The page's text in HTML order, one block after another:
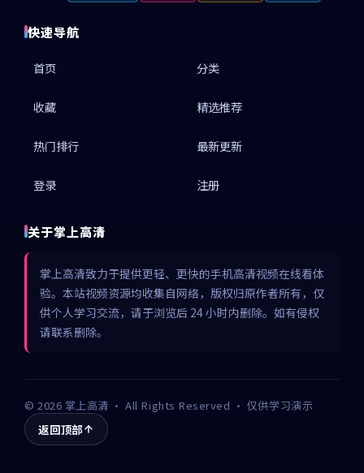
快速导航
首页 分类
收藏 精选推荐
热门排行 最新更新
登录 注册
关于掌上高清
掌上高清致力于提供更轻、更快的手机高清视频在线看体
验。本站视频资源均收集自网络，版权归原作者所有，仅
供个人学习交流，请于浏览后 24 小时内删除。如有侵权
请联系删除。
©2026 掌上高清 · All Rights Reserved · 仅供学习演示
返回顶部